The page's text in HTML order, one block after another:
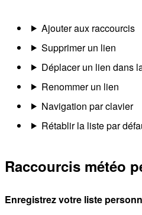
Ajouter aux raccourcis
Supprimer un lien
Déplacer un lien dans
Renommer un lien
Navigation par clavier
Rétablir la liste par
Raccourcis météo
Enregistrez votre liste